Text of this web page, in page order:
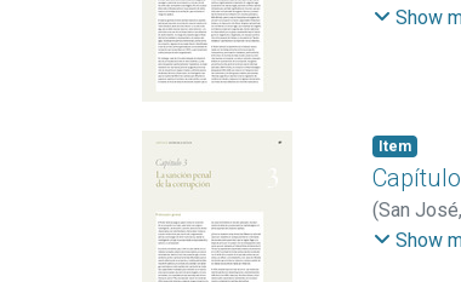
Rica).
Show
Item
(San
de laShow